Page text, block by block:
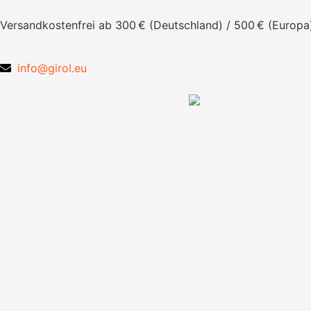
Versandkostenfrei ab 300 € (Deutschland) / 500 €
info@girol.eu